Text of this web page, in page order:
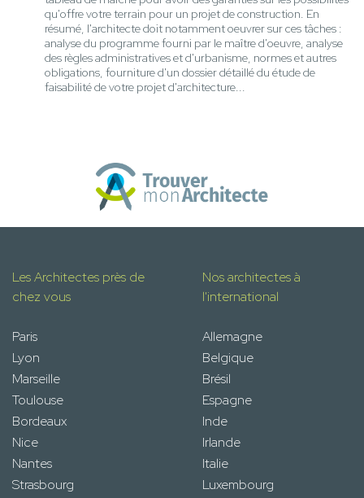
qu'offre votre terrain pour un projet de construction. En
résumé, l'architecte doit notamment oeuvrer sur ces tâches :
analyse du programme fourni par le maître d'oeuvre, analyse
des règles administratives et d'urbanisme, normes et autres
obligations, fourniture d'un dossier détaillé du étude de
faisabilité de votre projet d'architecture...
Les Architectes près de
chez vous
Paris
Lyon
Marseille
Toulouse
Bordeaux
Nice
Nantes
Strasbourg
Nos architectes à
l'international
Allemagne
Belgique
Brésil
Espagne
Inde
Irlande
Italie
Luxembourg